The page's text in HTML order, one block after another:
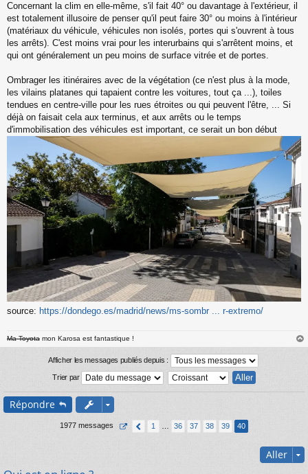
Concernant la clim en elle-même, s'il fait 40° ou davantage à l'extérieur, il
est totalement illusoire de penser qu'il peut faire 30° ou moins à l'intérieur
(matériaux du véhicule, véhicules non isolés, portes qui s'ouvrent à tous
les arrêts). C'est moins vrai pour les interurbains qui s'arrêtent moins, et
qui ont généralement un peu moins de surface vitrée et de portes.
Ombrager les itinéraires avec de la végétation (ce n'est plus à la mode,
les vilains platanes qui tapaient contre les voitures, tout ça ...), toiles
tendues en centre-ville pour les rues étroites ou qui peuvent l'être, ... Si
déjà on faisait cela aux terminus, et aux arrêts ou le temps
d'immobilisation des véhicules est important, ce serait un bon début
source: https://dondego.es/madrid/news/ms-sombr ... r-extremo/
Ma Toyota mon Karosa est fantastique !
au
Afficher les messages publiés depuis :
Trier par
Répondre
1977 messages 1 36 37 38 39 40
Aller